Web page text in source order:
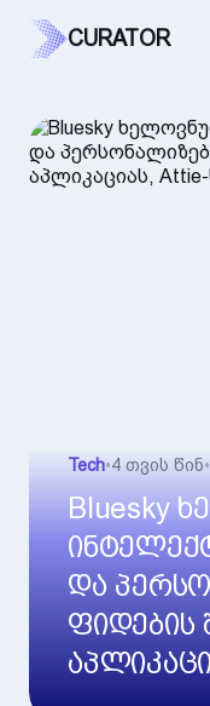
CURATOR
Tech•4 თვის წინ•
Bluesky
და
ფიდების